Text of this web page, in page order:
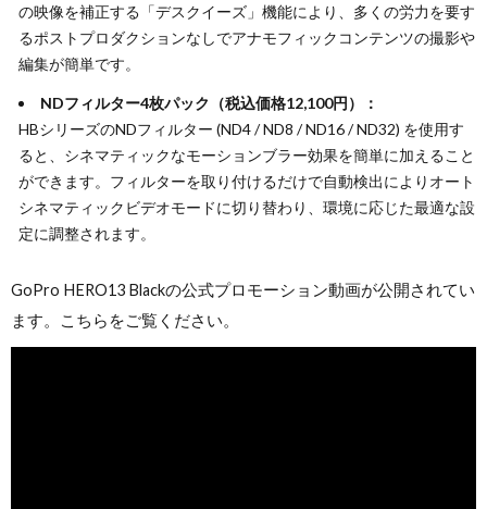
の映像を補正する「デスクイーズ」機能により、多くの労力を要す
るポストプロダクションなしでアナモフィックコンテンツの撮影や
編集が簡単です。
NDフィルター4枚パック（税込価格12,100円）：
HBシリーズのNDフィルター (ND4 / ND8 / ND16 / ND32) を使用す
ると、シネマティックなモーションブラー効果を簡単に加えること
ができます。フィルターを取り付けるだけで自動検出によりオート
シネマティックビデオモードに切り替わり、環境に応じた最適な設
定に調整されます。
GoPro HERO13 Blackの公式プロモーション動画が公開されてい
ます。こちらをご覧ください。